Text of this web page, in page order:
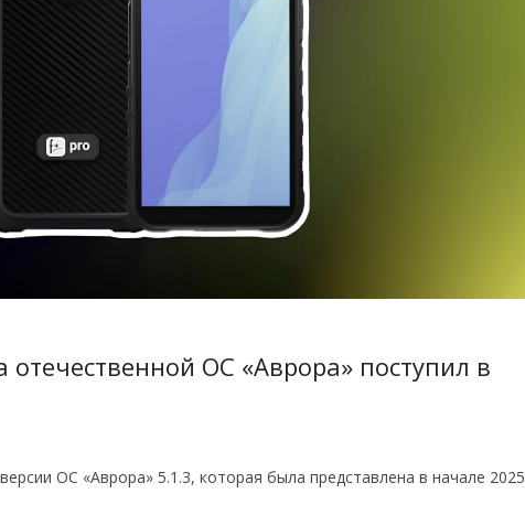
отечественной ОС «Аврора» поступил в
ОС «Аврора» 5.1.3, которая была представлена в начале 2025